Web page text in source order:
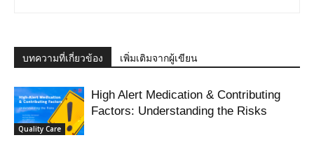
บทความที่เกี่ยวข้อง เพิ่มเติมจากผู้เขียน
Quality Care
High Alert Medication & Contributing
Factors: Understanding the Risks